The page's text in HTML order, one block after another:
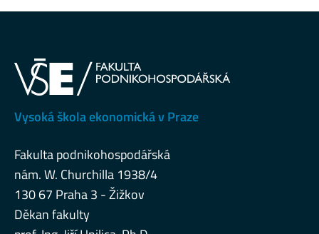
Vysoká škola ekonomická v Praze
Fakulta podnikohospodářská
nám. W. Churchilla 1938/4
130 67 Praha 3 - Žižkov
Děkan fakulty